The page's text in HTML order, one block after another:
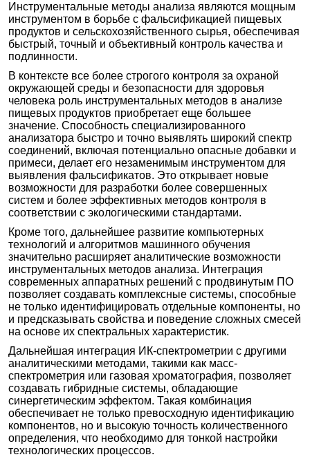
Инструментальные методы анализа являются мощным
инструментом в борьбе с фальсификацией пищевых
продуктов и сельскохозяйственного сырья, обеспечивая
быстрый, точный и объективный контроль качества и
подлинности.
В контексте все более строгого контроля за охраной
окружающей среды и безопасности для здоровья
человека роль инструментальных методов в анализе
пищевых продуктов приобретает еще большее
значение. Способность специализированного
анализатора быстро и точно выявлять широкий спектр
соединений, включая потенциально опасные добавки и
примеси, делает его незаменимым инструментом для
выявления фальсификатов. Это открывает новые
возможности для разработки более совершенных
систем и более эффективных методов контроля в
соответствии с экологическими стандартами.
Кроме того, дальнейшее развитие компьютерных
технологий и алгоритмов машинного обучения
значительно расширяет аналитические возможности
инструментальных методов анализа. Интеграция
современных аппаратных решений с продвинутым ПО
позволяет создавать комплексные системы, способные
не только идентифицировать отдельные компоненты, но
и предсказывать свойства и поведение сложных смесей
на основе их спектральных характеристик.
Дальнейшая интеграция ИК-спектрометрии с другими
аналитическими методами, такими как масс-
спектрометрия или газовая хроматография, позволяет
создавать гибридные системы, обладающие
синергетическим эффектом. Такая комбинация
обеспечивает не только превосходную идентификацию
компонентов, но и высокую точность количественного
определения, что необходимо для тонкой настройки
технологических процессов.